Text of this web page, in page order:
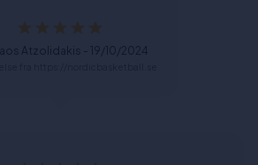
Atzolidakis - 19/10/2024